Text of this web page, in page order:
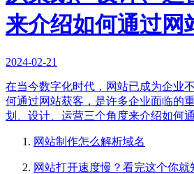
来介绍如何通过网
2024-02-21
在当今数字化时代，网站已成为企业
何通过网站获客，是许多企业面临的
划、设计、运营三个角度来介绍如何
网站制作怎么解析域名
网站打开速度慢？看完这个你就